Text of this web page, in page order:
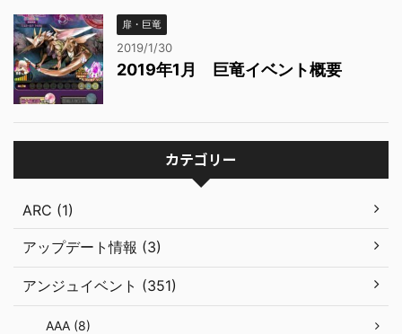
扉・巨竜
2019/1/30
2019年1月 巨竜イベント概要
カテゴリー
ARC (1)
アップデート情報 (3)
アンジュイベント (351)
AAA (8)